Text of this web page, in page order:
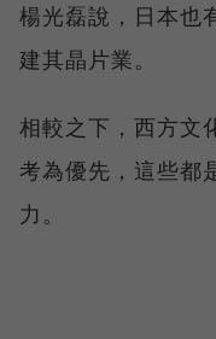
楊光磊說，日本也
建其晶片業。
相較之下，西方文
考為優先，這些都
力。